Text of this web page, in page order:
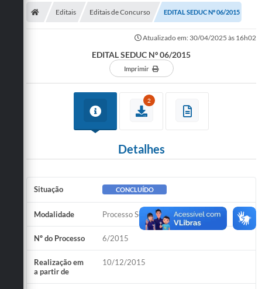
Concursos e Processos Seletivos
Inclusão e Acessibilidade
Transporte Coletivo Municipal (Horários e
Itinerários)
Normas e Legislação
Diário Oficial
Defesa Civil
Convênios Terceiro Setor
Sistema de Protocolo
Editais Editais de Concurso EDITAL SEDUC Nº 06/2015
Atualizado em: 30/04/2025 às 16h02
EDITAL SEDUC Nº 06/2015
Imprimir
2
Detalhes
Situação CONCLUÍDO
Modalidade Processo Seletivo
Nº do Processo 6/2015
Realização em
a partir de
10/12/2015